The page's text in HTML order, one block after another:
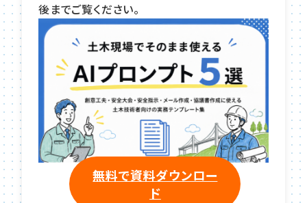
後までご覧ください。
無料で資料ダウンロー
ド